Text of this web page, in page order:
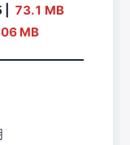
73.1 MB
MB